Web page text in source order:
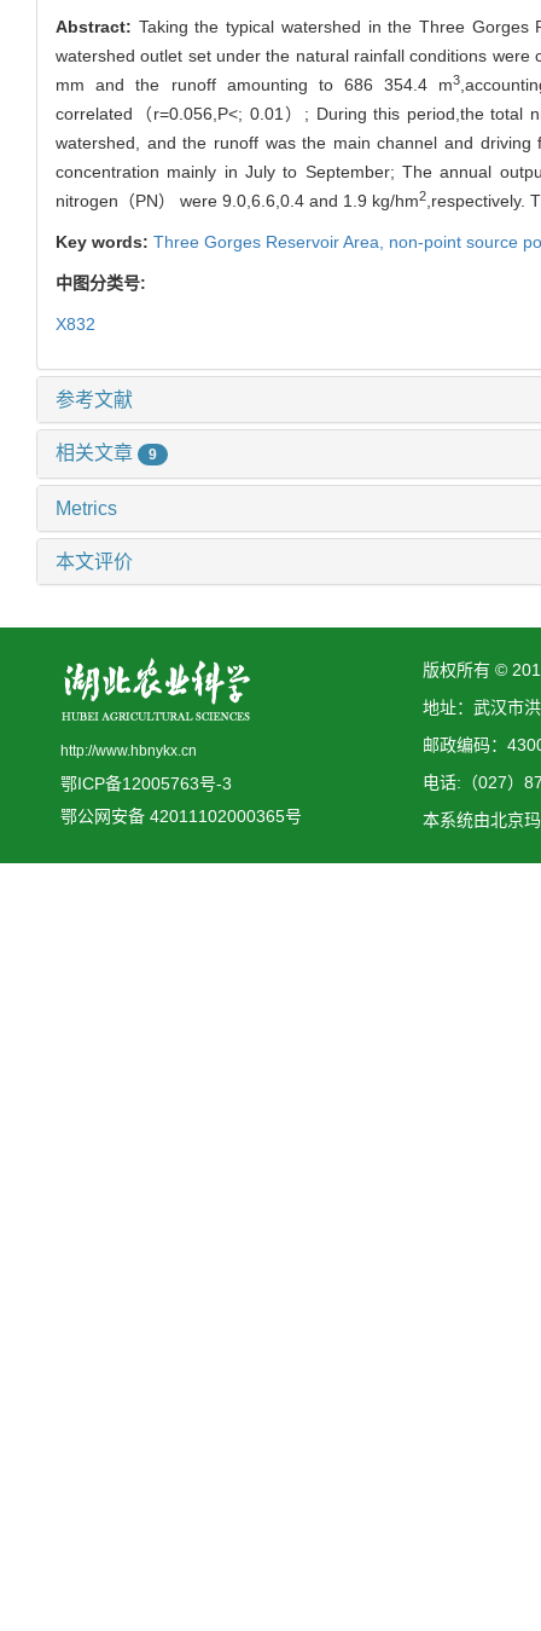
Abstract: Taking the typical watershed in the Three
watershed outlet set under the natural rainfall conditions
mm and the runoff amounting to 686 354.4 m3
correlated（r=0.056,P<; 0.01）; During this period,the total
watershed, and the runoff was the main channel and
concentration mainly in July to September; The annual
nitrogen（PN） were 9.0,6.6,0.4 and 1.9 kg/hm2 ,respectively.
Key words: Three Gorges Reservoir Area, non-point source
中图分类号:
X832
参考文献
相关文章 9
Metrics
本文评价
http://www.hbnykx.cn
鄂ICP备12005763号-3
鄂公网安备 42011102000365号
版权所有 ©
地址：武汉市
邮政编码：
电话:（027）
本系统由北京